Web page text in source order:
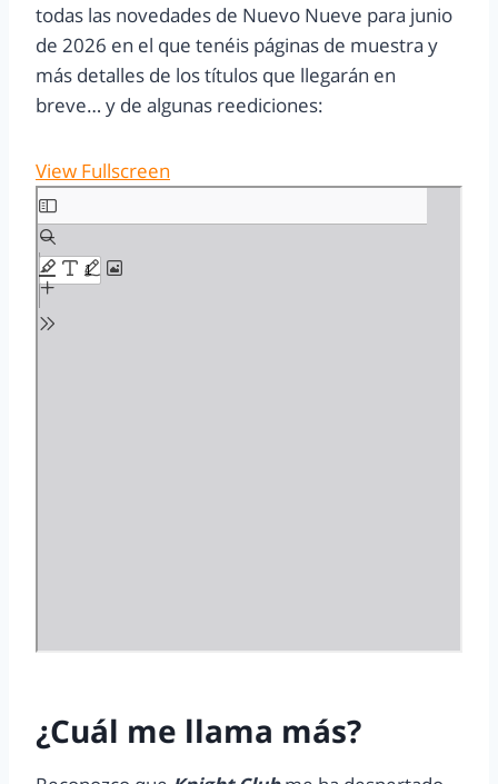
todas las novedades de Nuevo Nueve para junio
de 2026 en el que tenéis páginas de muestra y
más detalles de los títulos que llegarán en
breve… y de algunas reediciones:
View Fullscreen
¿Cuál me llama más?